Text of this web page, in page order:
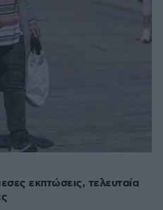
εκπτώσεις, τελευταία